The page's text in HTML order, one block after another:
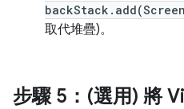
取代堆疊)。
步驟 5：(選用) 將